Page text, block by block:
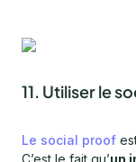
11. Utiliser le
Le social proof